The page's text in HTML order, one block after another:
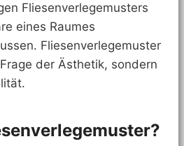
Fliesenverlegemusters
eines Raumes
Fliesenverlegemuster
der Ästhetik, sondern